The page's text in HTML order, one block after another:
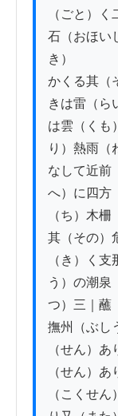
（ごと）
石（おほい
き）
かくる其（
きは雷（ら
は雲（くも
り）熱雨（
なして近前
へ）に四方
（ち）木
其（その）
（き）く
う）の潮泉
つ）三｜蘸
撫州（ぶし
（せん）
（せん）
（こくせん